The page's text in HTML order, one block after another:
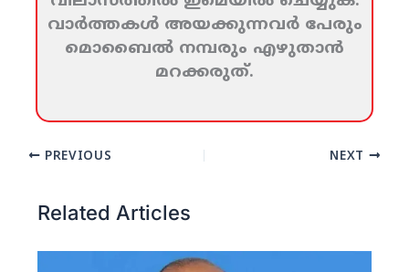
വാര്‍ത്തകള്‍ അയക്കുന്നവര്‍ പേരും
മൊബൈല്‍ നമ്പരും എഴുതാന്‍
മറക്കരുത്‌.
PREVIOUS NEXT
Related Articles